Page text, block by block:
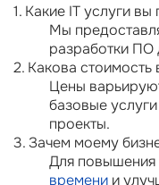
1. Какие IT услуги вы
Мы
разработки ПО
2. Какова стоимость
Цены
базовые
проекты.
3. Зачем моему
Для повышения
времени и